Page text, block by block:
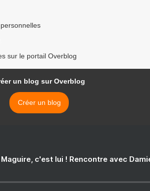
sur le portail Overblog
un blog sur Overblog
Créer un blog
c'est lui ! Rencontre avec